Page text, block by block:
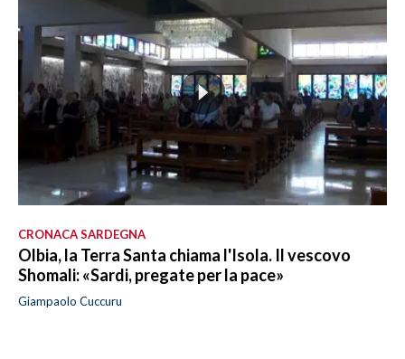
CRONACA SARDEGNA
Olbia, la Terra Santa chiama l'Isola. Il vescovo
Shomali: «Sardi, pregate per la pace»
Giampaolo Cuccuru